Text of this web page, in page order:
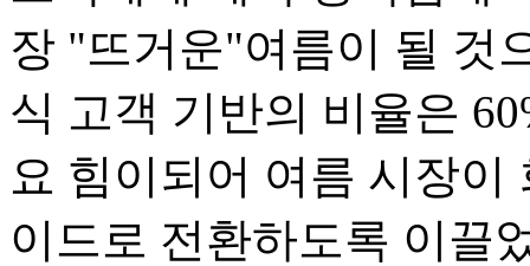
장 "뜨거운"여름이 될 것
식 고객 기반의 비율은
요 힘이되어 여름 시장
이드로 전환하도록 이끌